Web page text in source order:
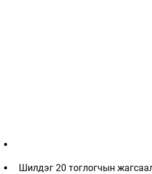
Шилдэг 20 тоглогчын